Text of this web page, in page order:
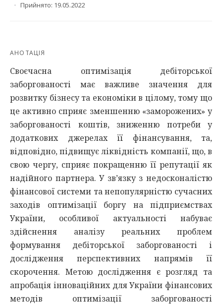
Прийнято: 19.05.2022
АНОТАЦІЯ
Своєчасна оптимізація дебіторської
заборгованості має важливе значення для
розвитку бізнесу та економіки в цілому, тому що
це активно сприяє зменшенню «заморожених» у
заборгованості коштів, зниженню потреби у
додаткових джерелах її фінансування, та,
відповідно, підвищує ліквідність компанії, що, в
свою чергу, сприяє покращенню її репутації як
надійного партнера. У зв’язку з недосконалістю
фінансової системи та непопулярністю сучасних
заходів оптимізації боргу на підприємствах
України, особливої актуальності набуває
здійснення аналізу реальних проблем
формування дебіторської заборгованості і
дослідження перспективних напрямів її
скорочення. Метою дослідження є розгляд та
апробація інноваційних для України фінансових
методів оптимізації заборгованості